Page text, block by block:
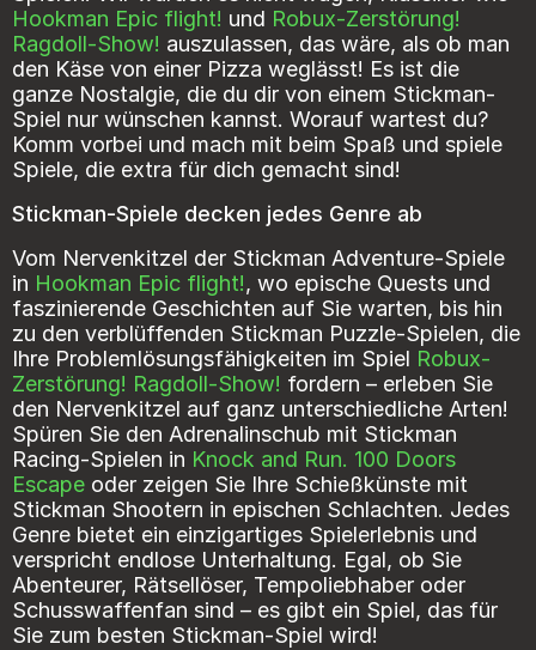
Hookman Epic flight! und Robux-Zerstörung!
Ragdoll-Show! auszulassen, das wäre, als ob man
den Käse von einer Pizza weglässt! Es ist die
ganze Nostalgie, die du dir von einem Stickman-
Spiel nur wünschen kannst. Worauf wartest du?
Komm vorbei und mach mit beim Spaß und spiele
Spiele, die extra für dich gemacht sind!
Stickman-Spiele decken jedes Genre ab
Vom Nervenkitzel der Stickman Adventure-Spiele
in Hookman Epic flight!, wo epische Quests und
faszinierende Geschichten auf Sie warten, bis hin
zu den verblüffenden Stickman Puzzle-Spielen, die
Ihre Problemlösungsfähigkeiten im Spiel Robux-
Zerstörung! Ragdoll-Show! fordern – erleben Sie
den Nervenkitzel auf ganz unterschiedliche Arten!
Spüren Sie den Adrenalinschub mit Stickman
Racing-Spielen in Knock and Run. 100 Doors
Escape oder zeigen Sie Ihre Schießkünste mit
Stickman Shootern in epischen Schlachten. Jedes
Genre bietet ein einzigartiges Spielerlebnis und
verspricht endlose Unterhaltung. Egal, ob Sie
Abenteurer, Rätsellöser, Tempoliebhaber oder
Schusswaffenfan sind – es gibt ein Spiel, das für
Sie zum besten Stickman-Spiel wird!